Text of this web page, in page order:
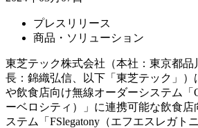
プレスリリース
商品・ソリューション
東芝テック株式会社（本社：東京都品
長：錦織弘信、以下「東芝テック」
や飲食店向け無線オーダーシステム「
ーベロシティ）」に連携可能な飲食店
ステム「FSlegatony（エフエスレガト